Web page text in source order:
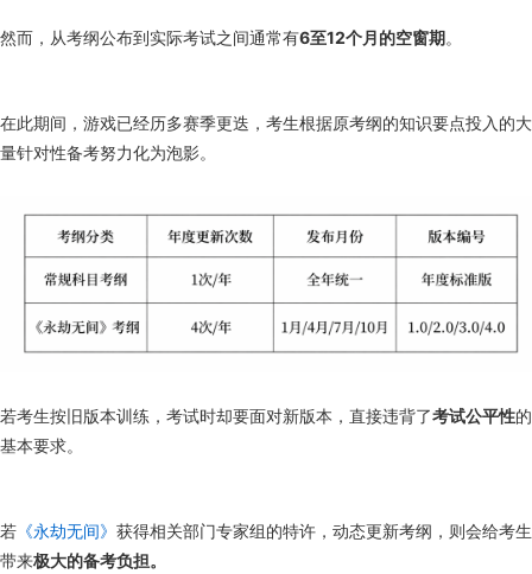
然而，从考纲公布到实际考试之间通常有6至12个月的空窗期。
在此期间，游戏已经历多赛季更迭，考生根据原考纲的知识要点投入的大
量针对性备考努力化为泡影。
若考生按旧版本训练，考试时却要面对新版本，直接违背了考试公平性的
基本要求。
若 《永劫无间》 获得相关部门专家组的特许，动态更新考纲，则会给考生
带来极大的备考负担。